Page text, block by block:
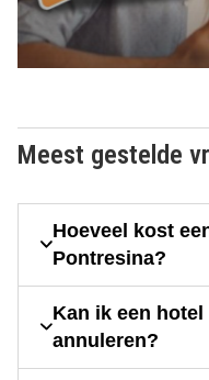
Meest gestelde
Hoeveel kost
Pontresina?
Kan ik een
annuleren?